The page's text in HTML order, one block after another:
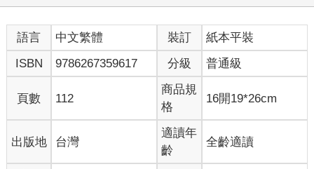
語言 中文繁體 裝訂
紙本平裝
ISBN
9786267359617 分級 普通級
頁數 112
商品規
格
16開19*26cm
出版地 台灣
適讀年
齡
全齡適讀